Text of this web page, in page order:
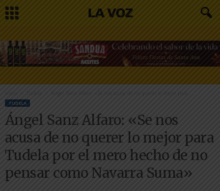
Inicio Tudela Ángel Sanz Alfaro: «Se nos acusa de no querer lo mejor para...
TUDELA
Ángel Sanz Alfaro: «Se nos
acusa de no querer lo mejor para
Tudela por el mero hecho de no
pensar como Navarra Suma»